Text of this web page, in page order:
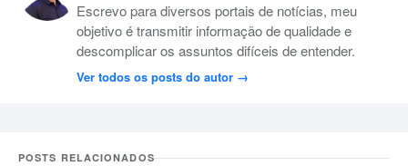
Escrevo para diversos portais de notícias, meu
objetivo é transmitir informação de qualidade e
descomplicar os assuntos difíceis de entender.
Ver todos os posts do autor
POSTS RELACIONADOS